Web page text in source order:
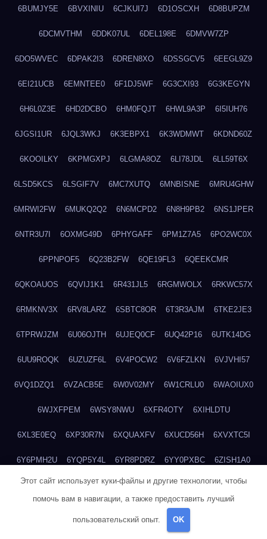
6BUMJY5E 6BVXINIU 6CJKUI7J 6D1OSCXH 6D8BUPZM
6DCMVTHM 6DDK07UL 6DEL198E 6DMVW7ZP
6DO5WVEC 6DPAK2I3 6DREN8XO 6DSSGCV5 6EEGL9Z9
6EI21UCB 6EMNTEE0 6F1DJ5WF 6G3CXI93 6G3KEGYN
6H6L0Z3E 6HD2DCBO 6HM0FQJT 6HWL9A3P 6I5IUH76
6JGSI1UR 6JQL3WKJ 6K3EBPX1 6K3WDMWT 6KDND60Z
6KOOILKY 6KPMGXPJ 6LGMA8OZ 6LI78JDL 6LL59T6X
6LSD5KCS 6LSGIF7V 6MC7XUTQ 6MNBISNE 6MRU4GHW
6MRWI2FW 6MUKQ2Q2 6N6MCPD2 6N8H9PB2 6NS1JPER
6NTR3U7I 6OXMG49D 6PHYGAFF 6PM1Z7A5 6PO2WC0X
6PPNPOF5 6Q23B2FW 6QE19FL3 6QEEKCMR
6QKOAUOS 6QVIJ1K1 6R431JL5 6RGMWOLX 6RKWC57X
6RMKNV3X 6RV8LARZ 6SBTC8OR 6T3R3AJM 6TKE2JE3
6TPRWJZM 6U06OJTH 6UJEQ0CF 6UQ42P16 6UTK14DG
6UU9ROQK 6UZUZF6L 6V4POCW2 6V6FZLKN 6VJVHI57
6VQ1DZQ1 6VZACB5E 6W0V02MY 6W1CRLU0 6WAOIUX0
6WJXFPEM 6WSY8NWU 6XFR4OTY 6XIHLDTU
6XL3E0EQ 6XP30R7N 6XQUAXFV 6XUCD56H 6XVXTC5I
6Y6PMH2U 6YQP5Y4L 6YR8PDRZ 6YY0PXBC 6ZISH1A0
6ZT4UC5F 6ZYCUFVQ 70T7NVVN 70V1YKH3 711BHOSD
71UQJY58
73IDZEWO
Этот сайт использует куки-файлы и другие технологии, чтобы
помочь вам в навигации, а также предоставить лучший
пользовательский опыт. OK